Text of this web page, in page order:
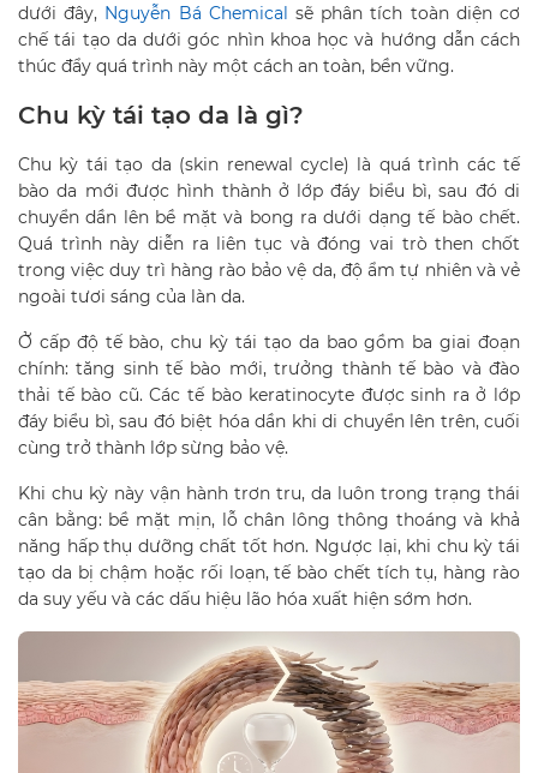
dưới đây, Nguyễn Bá Chemical sẽ phân tích toàn diện cơ
chế tái tạo da dưới góc nhìn khoa học và hướng dẫn cách
thúc đẩy quá trình này một cách an toàn, bền vững.
Chu kỳ tái tạo da là gì?
Chu kỳ tái tạo da (skin renewal cycle) là quá trình các tế
bào da mới được hình thành ở lớp đáy biểu bì, sau đó di
chuyển dần lên bề mặt và bong ra dưới dạng tế bào chết.
Quá trình này diễn ra liên tục và đóng vai trò then chốt
trong việc duy trì hàng rào bảo vệ da, độ ẩm tự nhiên và vẻ
ngoài tươi sáng của làn da.
Ở cấp độ tế bào, chu kỳ tái tạo da bao gồm ba giai đoạn
chính: tăng sinh tế bào mới, trưởng thành tế bào và đào
thải tế bào cũ. Các tế bào keratinocyte được sinh ra ở lớp
đáy biểu bì, sau đó biệt hóa dần khi di chuyển lên trên, cuối
cùng trở thành lớp sừng bảo vệ.
Khi chu kỳ này vận hành trơn tru, da luôn trong trạng thái
cân bằng: bề mặt mịn, lỗ chân lông thông thoáng và khả
năng hấp thụ dưỡng chất tốt hơn. Ngược lại, khi chu kỳ tái
tạo da bị chậm hoặc rối loạn, tế bào chết tích tụ, hàng rào
da suy yếu và các dấu hiệu lão hóa xuất hiện sớm hơn.